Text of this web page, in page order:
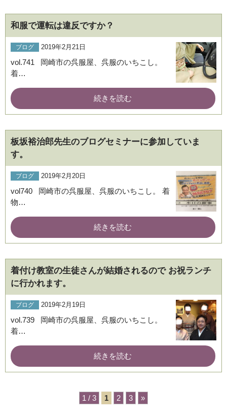
和服で運転は違反ですか？
ブログ 2019年2月21日
vol.741 岡崎市の呉服屋、呉服のいちこし。
着…
続きを読む
板坂裕治郎先生のブログセミナーに参加していま
す。
ブログ 2019年2月20日
vol740 岡崎市の呉服屋、呉服のいちこし。 着
物…
続きを読む
着付け教室の生徒さんが結婚されるので お祝ランチ
に行かれます。
ブログ 2019年2月19日
vol.739 岡崎市の呉服屋、呉服のいちこし。
着…
続きを読む
1 / 3 1 2 3 »